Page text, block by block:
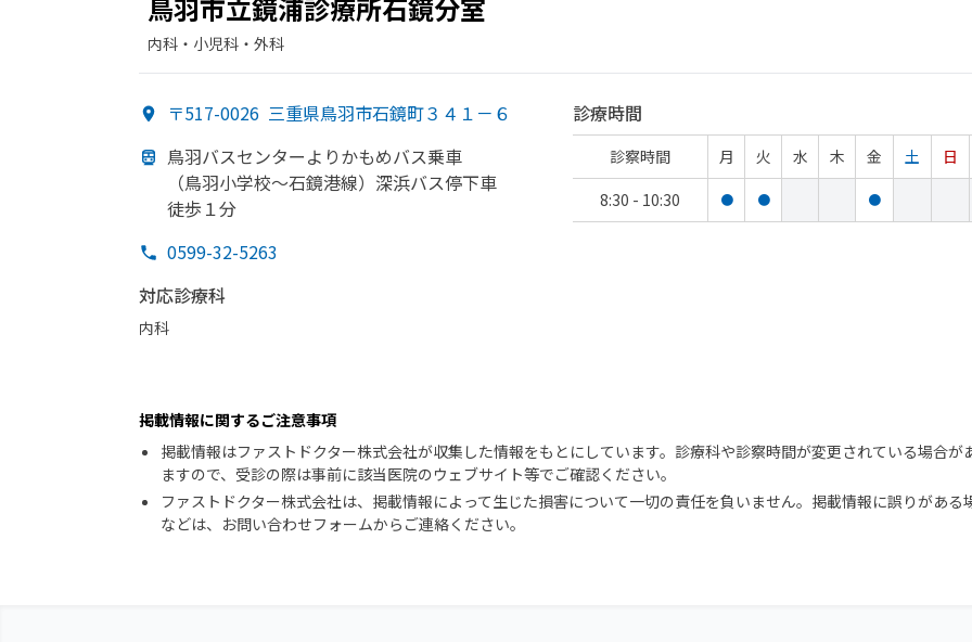
鳥羽市立鏡浦診療所石鏡分室
内科・​小児科・​外科
〒517-0026 三重県鳥羽市石鏡町３４１－６
鳥羽バスセンターよりかもめバス乗車
（鳥羽小学校～石鏡港線） 深浜バス停下車
徒歩１分
0599-32-5263
対応診療科
内科
診療時間
診察時間 月 火 水 木 金 土
日
8:30 - 10:30
● ● ●
掲載情報に関するご注意事項
掲載情報はファストドクター株式会社が収集した情報をもとにしています。診療科や診察時間が変更されている場合が
ますので、受診の際は事前に該当医院のウェブサイト等でご確認ください。
ファストドクター株式会社は、掲載情報によって生じた損害について一切の責任を負いません。掲載情報に誤りがある
などは、お問い合わせフォームからご連絡ください。